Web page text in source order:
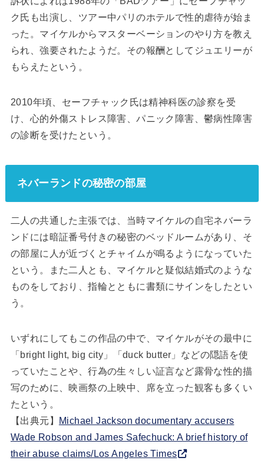
ク氏も出演し、ツアー中パリのホテルで性的虐待が始ま
った。マイケルからマスターベーションのやり方を教え
られ、強要されたようだ。その報酬としてジュエリーが
もらえたという。
2010年頃、セーフチャック氏は精神科医の診察を受
け、心的外傷ストレス障害、パニック障害、鬱病性障害
の診断を受けたという。
ネバーランドの秘密の部屋
二人の共通した主張では、当時マイケルの自宅ネバーラ
ンドには暗証番号付きの秘密のベッドルームがあり、そ
の部屋に人が近づくとチャイムが鳴るようになっていた
という。また二人とも、マイケルと疑似結婚式のような
ものをしており、指輪とともに書類にサインをしたとい
う。
いずれにしてもこの作品の中で、マイケルがその最中に
「bright light, big city」「duck butter」などの隠語を使
っていたことや、行為の生々しい証言など露骨な性的描
写のために、映画祭の上映中、席を立った観客も多くい
たという。
【出典元】
Michael Jackson documentary accusers
Wade Robson and James Safechuck: A brief history of
their abuse claims/Los Angeles Times